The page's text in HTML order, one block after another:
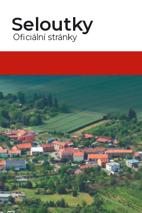
Seloutky
Oficiální stránky